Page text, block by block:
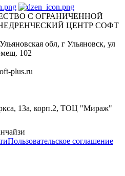
С ОГРАНИЧЕННОЙ
ЦЕНТР СОФТ
обл, г Ульяновск, ул
102
plus.ru
13а, корп.2, ТОЦ "Мираж"
Пользовательское соглашение